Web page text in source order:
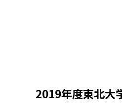
2019年度東北大